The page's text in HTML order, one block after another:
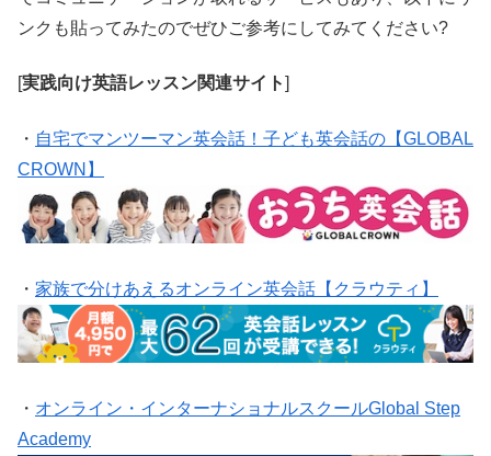
ンクも貼ってみたのでぜひご参考にしてみてください?
[実践向け英語レッスン関連サイト]
・ 自宅でマンツーマン英会話！子ども英会話の【GLOBAL
CROWN】
・ 家族で分けあえるオンライン英会話【クラウティ】
・ オンライン・インターナショナルスクールGlobal Step
Academy